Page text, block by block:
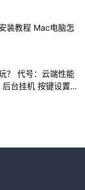
装教程 Mac电脑怎
？ 代号：云端性能
台挂机 按键设置